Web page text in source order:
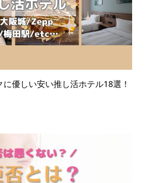
優しい安い推し活ホテル18選！